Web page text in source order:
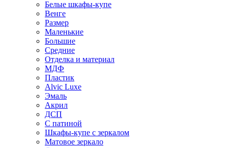
Белые шкафы-купе
Венге
Размер
Маленькие
Большие
Средние
Отделка и материал
МДФ
Пластик
Alvic Luxe
Эмаль
Акрил
ДСП
С патиной
Шкафы-купе с зеркалом
Матовое зеркало